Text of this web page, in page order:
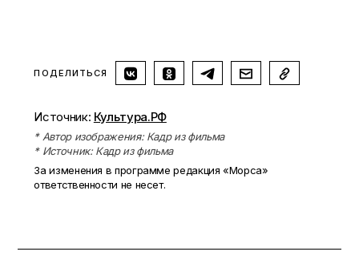
ПОДЕЛИТЬСЯ
Источник: Культура.РФ
* Автор изображения: Кадр из фильма
* Источник: Кадр из фильма
За изменения в программе редакция «Морса»
ответственности не несет.